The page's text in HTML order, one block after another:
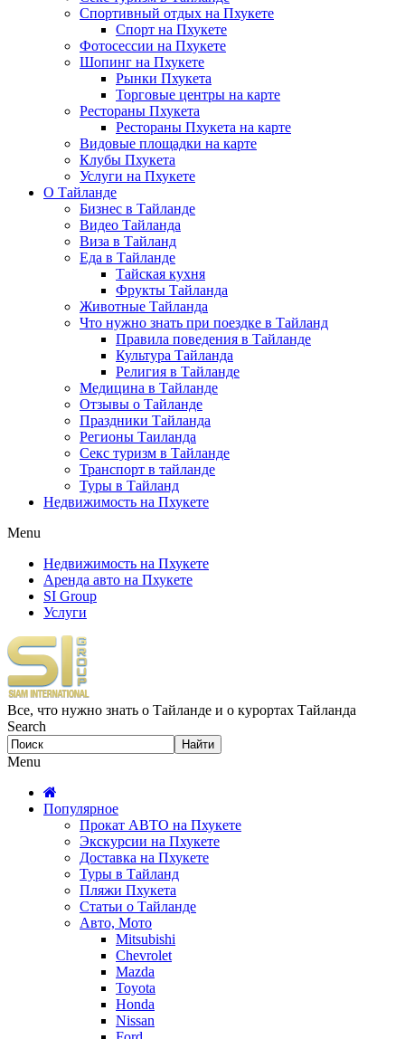
Спортивный отдых на Пхукете
Спорт на Пхукете
Фотосессии на Пхукете
Шопинг на Пхукете
Рынки Пхукета
Торговые центры на карте
Рестораны Пхукета
Рестораны Пхукета на карте
Видовые площадки на карте
Клубы Пхукета
Услуги на Пхукете
О Тайланде
Бизнес в Тайланде
Видео Тайланда
Виза в Тайланд
Еда в Тайланде
Тайская кухня
Фрукты Тайланда
Животные Тайланда
Что нужно знать при поездке в Тайланд
Правила поведения в Тайланде
Культура Тайланда
Религия в Тайланде
Медицина в Тайланде
Отзывы о Тайланде
Праздники Тайланда
Регионы Таиланда
Секс туризм в Тайланде
Транспорт в тайланде
Туры в Тайланд
Недвижимость на Пхукете
Menu
Недвижимость на Пхукете
Аренда авто на Пхукете
SI Group
Услуги
Все, что нужно знать о Тайланде и о курортах Тайланда
Search
Menu
Популярное
Прокат АВТО на Пхукете
Экскурсии на Пхукете
Доставка на Пхукете
Туры в Тайланд
Пляжи Пхукета
Статьи о Тайланде
Авто, Мото
Mitsubishi
Chevrolet
Mazda
Toyota
Honda
Nissan